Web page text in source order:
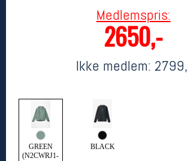
Medlemspris:
2650,-
Ikke medlem:
GREEN
(N2CWRJ1-
BLACK
Oslo Sportslager
Torggata 20
0183 Oslo
Telefon: 23 32 62 00
(telefontid man-fredag klokken 10-13)
Vis i kart